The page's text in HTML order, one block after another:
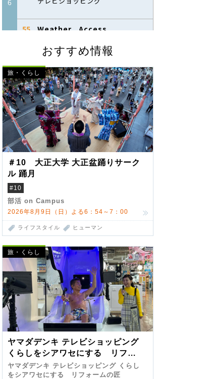
おすすめ情報
旅・くらし
＃10 大正大学 大正盆踊りサーク
ル 踊月
#10
部活 on Campus
2026年8月9日（日）よる6：54～7：00
ライフスタイル ヒューマン
旅・くらし
ヤマダデンキ テレビショッピング
くらしをシアワセにする リフォ
ームの匠 第7弾
ヤマダデンキ テレビショッピング くらし
をシアワセにする リフォームの匠